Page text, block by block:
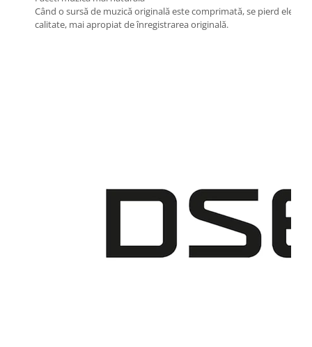
Când o sursă de muzică originală este comprimată, se pierd
calitate, mai apropiat de înregistrarea originală.